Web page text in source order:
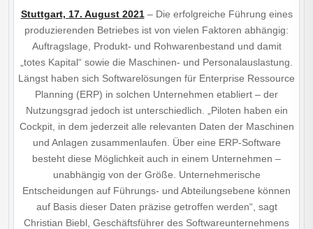
Stuttgart, 17. August 2021– Die erfolgreiche Führung eines
produzierenden Betriebes ist von vielen Faktoren abhängig:
Auftragslage, Produkt- und Rohwarenbestand und damit
„totes Kapital“ sowie die Maschinen- und Personalauslastung.
Längst haben sich Softwarelösungen für Enterprise Ressource
Planning (ERP) in solchen Unternehmen etabliert – der
Nutzungsgrad jedoch ist unterschiedlich. „Piloten haben ein
Cockpit, in dem jederzeit alle relevanten Daten der Maschinen
und Anlagen zusammenlaufen. Über eine ERP-Software
besteht diese Möglichkeit auch in einem Unternehmen –
unabhängig von der Größe. Unternehmerische
Entscheidungen auf Führungs- und Abteilungsebene können
auf Basis dieser Daten präzise getroffen werden“, sagt
Christian Biebl, Geschäftsführer des Softwareunternehmens